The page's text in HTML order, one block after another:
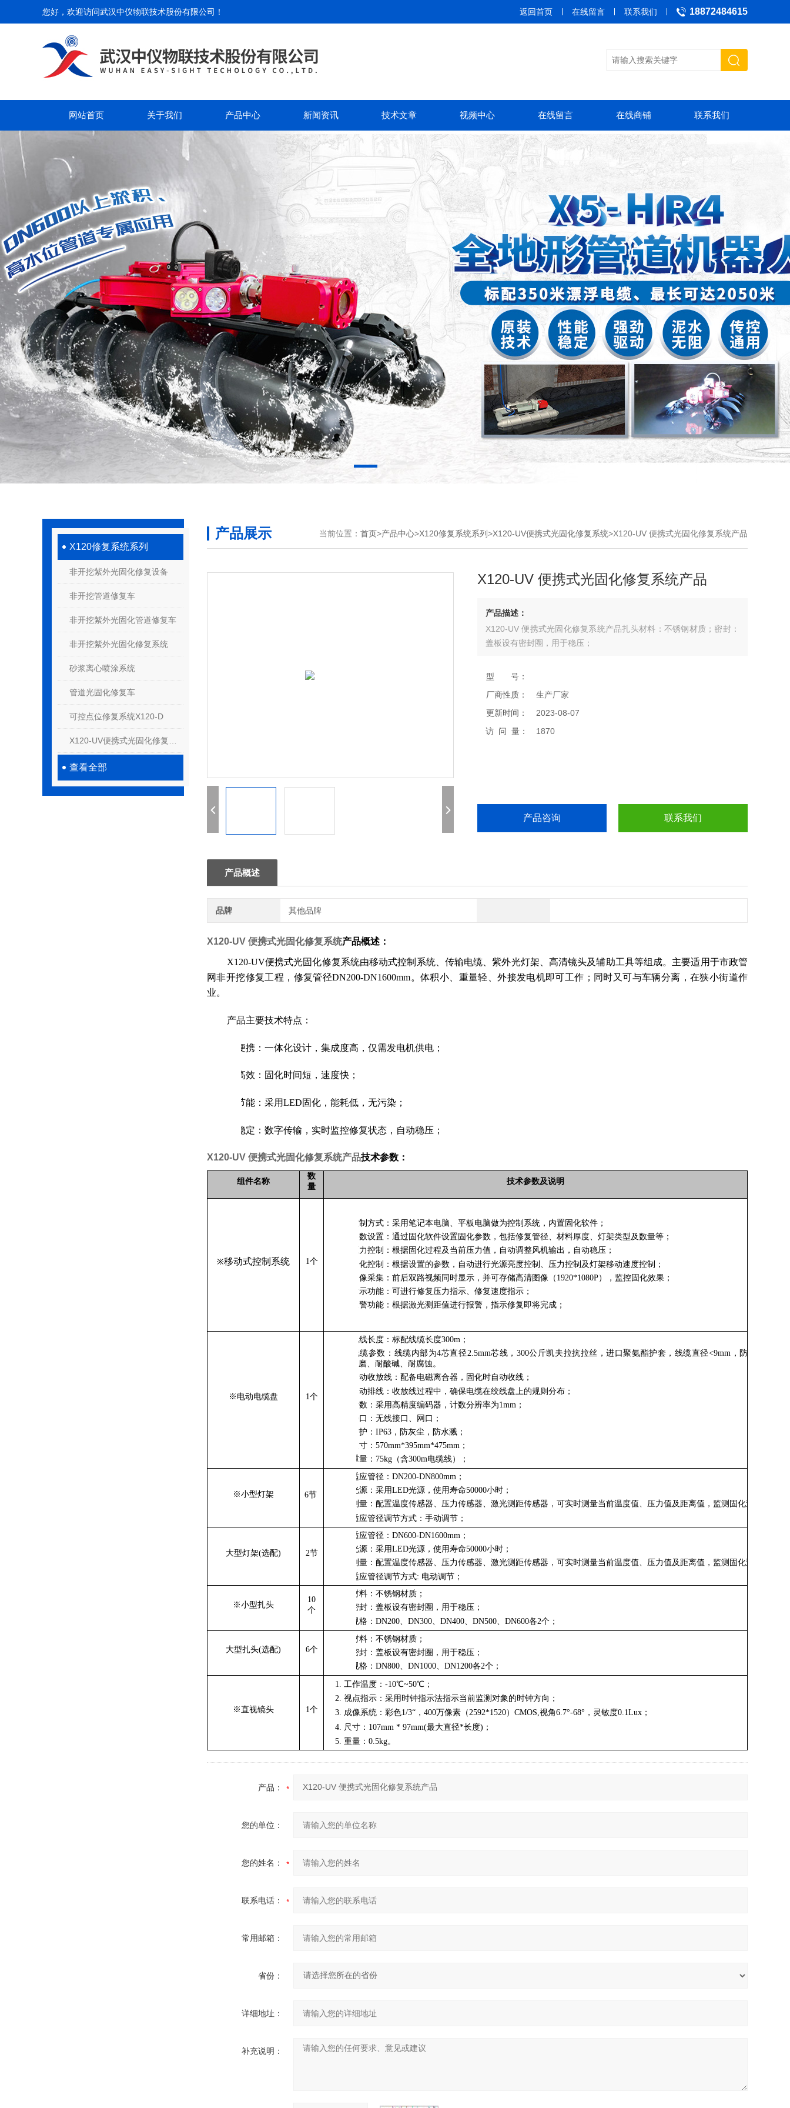
您好，欢迎访问武汉中仪物联技术股份有限公司 ！ 18872484615
返回首页 在线留言 联系我们
网站首页 关于我们 产品中心 新闻资讯 技术文章 视频中心 在线留言 在线商铺 联系我们
X120修复系统系列
非开挖紫外光固化修复设备
非开挖管道修复车
非开挖紫外光固化管道修复车
非开挖紫外光固化修复系统
砂浆离心喷涂系统
管道光固化修复车
可控点位修复系统X120-D
查看全部
产品展示 当前位置： 首页>产品中心>X120修复系统系列>X120-UV便携式光固化修复系统>X120-UV 便携式光固化修复系统产品
X120-UV 便携式光固化修复系统产品
产品描述：
X120-UV 便携式光固化修复系统产品扎头材料：不锈钢材质；密封：
盖板设有密封圈，用于稳压；
型 号：
厂商性质：
生产厂家
更新时间：
2023-08-07
访 问 量：
1870
产品咨询 联系我们
产品概述
品牌 其他品牌
X120-UV 便携式光固化修复系统产品概述：
X120-UV便携式光固化修复系统由移动式控制系统、传输电缆、紫外光灯架、高清镜头及辅助工具等组成。主要适用于市政管
网非开挖修复工程，修复管径DN200-DN1600mm。体积小、重量轻、外接发电机即可工作；同时又可与车辆分离，在狭小街道作
业。
产品主要技术特点：
便携：一体化设计，集成度高，仅需发电机供电；
高效：固化时间短，速度快；
节能：采用LED固化，能耗低，无污染；
稳定：数字传输，实时监控修复状态，自动稳压；
X120-UV 便携式光固化修复系统产品技术参数：
组件名称
数
量
技术参数及说明
※移动式控制系统 1个
控制方式：采用笔记本电脑、平板电脑做为控制系统，内置固化软件；
参数设置：通过固化软件设置固化参数，包括修复管径、材料厚度、灯架类型及数量等；
压力控制：根据固化过程及当前压力值，自动调整风机输出，自动稳压；
固化控制：根据设置的参数，自动进行光源亮度控制、压力控制及灯架移动速度控制；
图像采集：前后双路视频同时显示，并可存储高清图像（1920*1080P），监控固化效果；
指示功能：可进行修复压力指示、修复速度指示；
报警功能：根据激光测距值进行报警，指示修复即将完成；
※ 电动电缆盘 1个
配线长度：标配线缆长度300m；
线缆参数：线缆内部为4芯直径2.5mm芯线，300公斤凯夫拉抗拉丝，进口聚氨酯护套，线缆直径<9mm，防水、防
磨、耐酸碱、耐腐蚀。
自动收放线：配备电磁离合器，固化时自动收线；
自动排线：收放线过程中，确保电缆在绞线盘上的规则分布；
计数：采用高精度编码器，计数分辨率为1mm；
接口：无线接口、网口；
防护：IP63，防灰尘，防水溅；
尺寸：570mm*395mm*475mm；
重量：75kg（含300m电缆线）；
※小型灯架 6节
适应管径 ：DN200-DN800mm ；
光源：采用LED光源，使用寿命50000小时；
测量：配置温度传感器、压力传感器、激光测距传感器，可实时测量当前温度值、压力值及距离值，监测固化过程；
适应管径调节方式：手动调节；
大型灯架(选配) 2节
适应管径 ：DN600-DN1600mm ；
光源：采用LED光源，使用寿命50000小时；
测量：配置温度传感器、压力传感器、激光测距传感器，可实时测量当前温度值、压力值及距离值，监测固化过程；
适应管径调节方式: 电动调节；
※小型扎头
1 0
个
材料：不锈钢材质 ；
密封：盖板设有密封圈，用于稳压；
规格：DN200、DN300、DN400、DN500、DN600各2个；
大型扎头(选配) 6个
材料：不锈钢材质 ；
密封：盖板设有密封圈，用于稳压；
规格：DN800、DN1000、DN1200各2个；
※直视镜头 1 个
1.
工作温度：-10℃~50℃；
2. 视点指示：采用时钟指示法指示当前监测对象的时钟方向；
3. 成像系统：彩色1/3“，400万像素（2592*1520）CMOS,视角6.7°-68°，灵敏度0.1Lux；
4.
尺寸：107mm * 97mm(最大直径*长度)；
5. 重量：0.5kg。
产品：
您的单位：
您的姓名：
联系电话：
常用邮箱：
省份：
详细地址：
补充说明：